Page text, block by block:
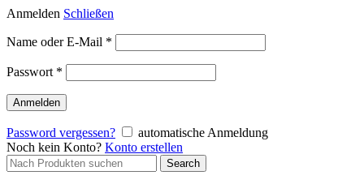
Anmelden Schließen
Name oder E-Mail *
Passwort *
Anmelden
Password vergessen?
automatische Anmeldung
Noch kein Konto? Konto erstellen
Search
for:
Search